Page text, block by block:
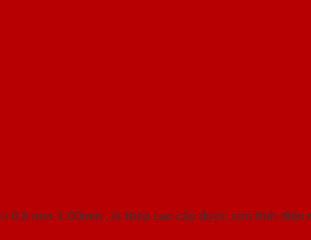
mm-1.00mm , là thép cao cấp được sơn tĩnh